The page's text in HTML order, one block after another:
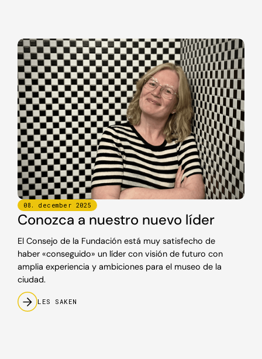
08 . december 2025
Conozca a nuestro nuevo líder
El Consejo de la Fundación está muy satisfecho de
haber «conseguido» un líder con visión de futuro con
amplia experiencia y ambiciones para el museo de la
ciudad.
LES SAKEN